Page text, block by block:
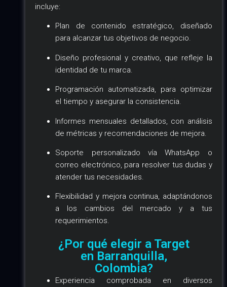
incluye:
Plan de contenido estratégico, diseñado
para alcanzar tus objetivos de negocio.
Diseño profesional y creativo, que refleje la
identidad de tu marca.
Programación automatizada, para optimizar
el tiempo y asegurar la consistencia.
Informes mensuales detallados, con análisis
de métricas y recomendaciones de mejora.
Soporte personalizado vía WhatsApp o
correo electrónico, para resolver tus dudas y
atender tus necesidades.
Flexibilidad y mejora continua, adaptándonos
a los cambios del mercado y a tus
requerimientos.
¿Por qué elegir a Target
en Barranquilla,
Colombia?
Experiencia comprobada en diversos